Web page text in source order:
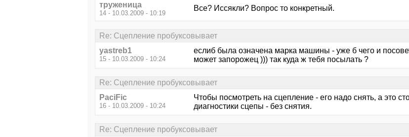
труженица
14 - 10.03.2009 - 10:19
Все? Иссякли? Вопрос то конкретный.
Re: Сцепление пробуксовывает
yastreb1
15 - 10.03.2009 - 10:24
еслиб была означена марка машины - уже б чего и
может запорожец ))) так куда ж тебя посылать ?
Re: Сцепление пробуксовывает
PaciFic
16 - 10.03.2009 - 10:24
Чтобы посмотреть на сцепление - его надо снять, а это
диагностики сцепы - без снятия.
Re: Сцепление пробуксовывает